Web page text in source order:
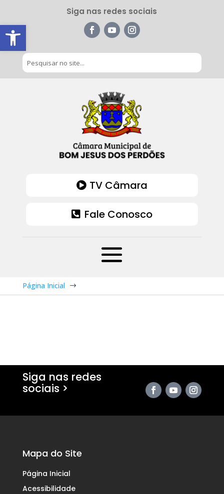
Barra de Ferramentas Aberta
Siga nas redes sociais
TV Câmara
Fale Conosco
Página Inicial $
Siga nas redes
sociais >
Mapa do Site
Página Inicial
Acessibilidade